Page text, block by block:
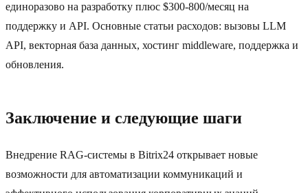
единоразово на разработку плюс $300-800/месяц на
поддержку и API. Основные статьи расходов: вызовы LLM
API, векторная база данных, хостинг middleware, поддержка и
обновления.
Заключение и следующие шаги
Внедрение RAG-системы в Bitrix24 открывает новые
возможности для автоматизации коммуникаций и